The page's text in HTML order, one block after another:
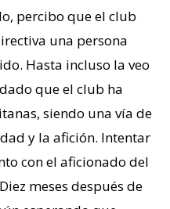
percibo que el club
una persona
Hasta incluso la veo
que el club ha
siendo una vía de
y la afición. Intentar
con el aficionado del
meses después de